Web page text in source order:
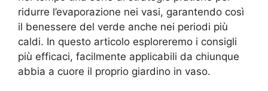
ridurre l’evaporazione nei vasi, garantendo così
il benessere del verde anche nei periodi più
caldi. In questo articolo esploreremo i consigli
più efficaci, facilmente applicabili da chiunque
abbia a cuore il proprio giardino in vaso.